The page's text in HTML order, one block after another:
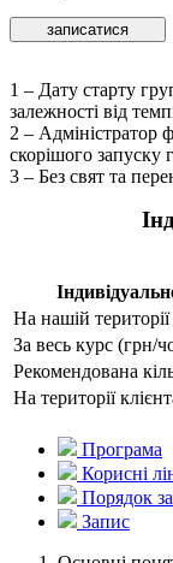
записатися
1 – Дату старту
залежностi вiд
2 – Адмiнiстратор
скорішого запуску
3 – Без свят та
На нашiй
За весь курс (грн/
Рекомендована
На території
Програма
Кориснi
Порядок
Запис